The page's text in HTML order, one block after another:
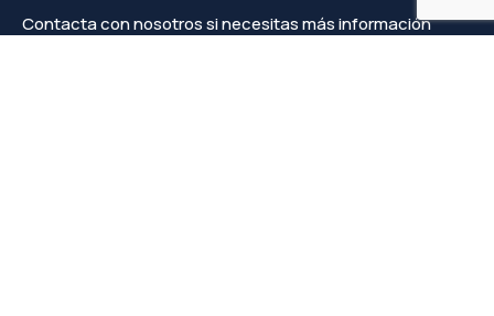
Contacta con nosotros si necesitas más información